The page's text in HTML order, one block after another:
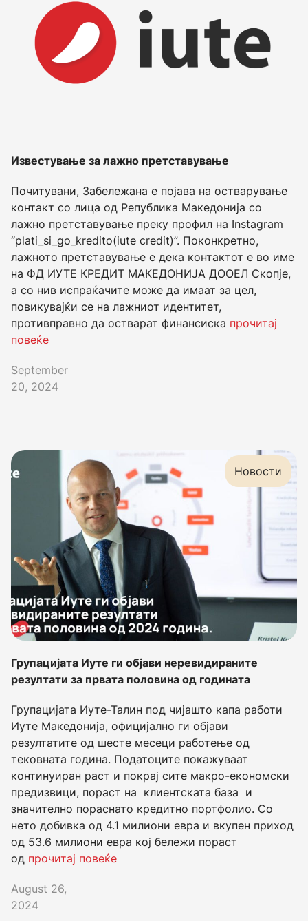
Известување за лажно претставување
Почитувани, Забележана е појава на остварување
контакт со лица од Република Македонија со
лажно претставување преку профил на Instagram
“plati_si_go_kredito(iute credit)”. Поконкретно,
лажното претставување е дека контактот е во име
на ФД ИУТЕ КРЕДИТ МАКЕДОНИЈА ДООЕЛ Скопје,
а со нив испраќачите може да имаат за цел,
повикувајќи се на лажниот идентитет,
противправно да остварат финансиска прочитај
повеќе
September
20, 2024
Групацијата Иуте ги објави неревидираните
резултати за првата половина од годината
Групацијата Иуте-Талин под чијашто капа работи
Иуте Македонија, официјално ги објави
резултатите од шесте месеци работење од
тековната година. Податоците покажуваат
континуиран раст и покрај сите макро-економски
предизвици, пораст на клиентската база и
значително пораснато кредитно портфолио. Со
нето добивка од 4.1 милиони евра и вкупен приход
од 53.6 милиони евра кој бележи пораст
од прочитај повеќе
August 26,
2024
Новости